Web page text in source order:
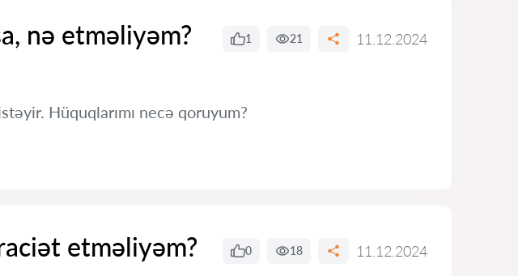
nə etməliyəm? 1 21 11.12.2024
Hüquqlarımı necə qoruyum?
etməliyəm? 0 18 11.12.2024